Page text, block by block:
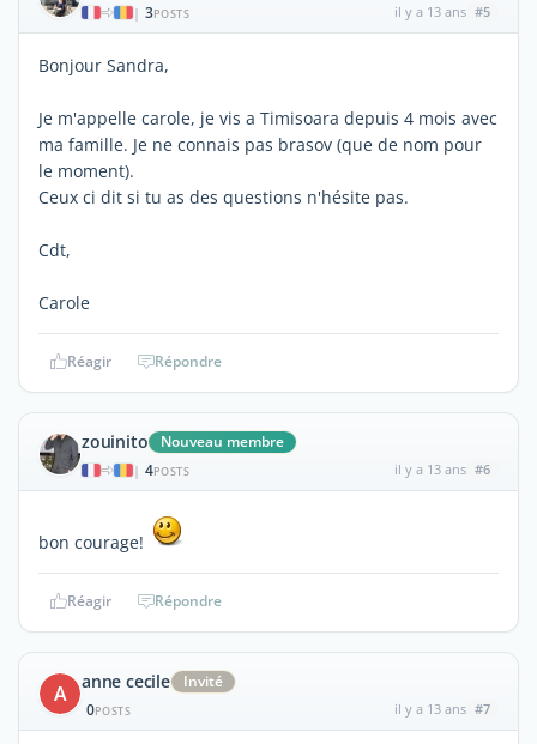
| 3POSTS il y a 13 ans #5
Bonjour Sandra,
Je m'appelle carole, je vis a Timisoara depuis 4 mois avec
ma famille. Je ne connais pas brasov (que de nom pour
le moment).
Ceux ci dit si tu as des questions n'hésite pas.
Cdt,
Carole
Réagir Répondre
zouinito Nouveau membre
| 4POSTS il y a 13 ans #6
bon courage!
Réagir Répondre
A anne cecile
Invité
0POSTS il y a 13 ans #7